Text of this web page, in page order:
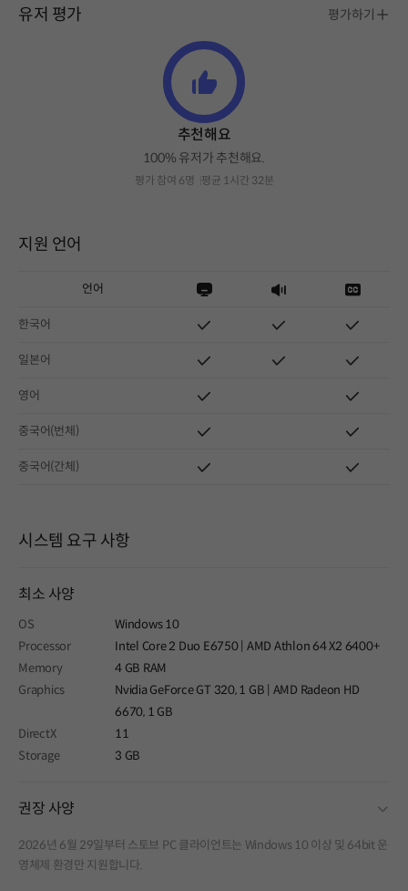
유저 평가 평가하기
추천해요
100% 유저가 추천해요.
평가 참여 6명 평균 1시간 32분
지원 언어
언어
한국어
일본어
영어
중국어(번체)
중국어(간체)
시스템 요구 사항
최소 사양
OS
Windows 10
Processor
Intel Core 2 Duo E6750 | AMD Athlon 64 X2 6400+
Memory
4 GB RAM
Graphics
Nvidia GeForce GT 320, 1 GB | AMD Radeon HD
6670, 1 GB
DirectX
11
Storage
3 GB
권장 사양
2026년 6월 29일부터 스토브 PC 클라이언트는 Windows 10 이상 및 64bit 운
영체제 환경만 지원합니다.